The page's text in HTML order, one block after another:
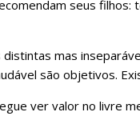
seus filhos:
mas
são objetivos.
ver valor no livre